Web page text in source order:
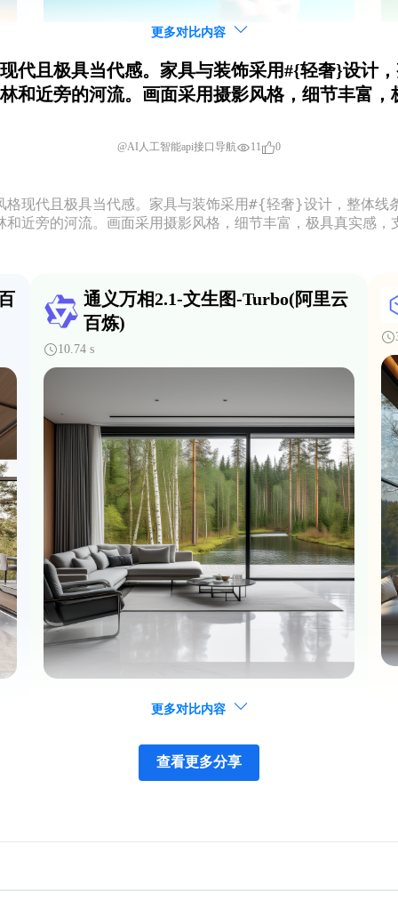
更多对比内容
代且极具当代感。家具与装饰采用#{轻奢}设计
和近旁的河流。画面采用摄影风格，细节丰富
@AI人工智能api接口导航 11 0
现代且极具当代感。家具与装饰采用#{轻奢}设计，整体线
近旁的河流。画面采用摄影风格，细节丰富，极具真实感
通义万相2.1-文生图-Turbo(阿里云
百炼)
10.74 s
更多对比内容
查看更多分享